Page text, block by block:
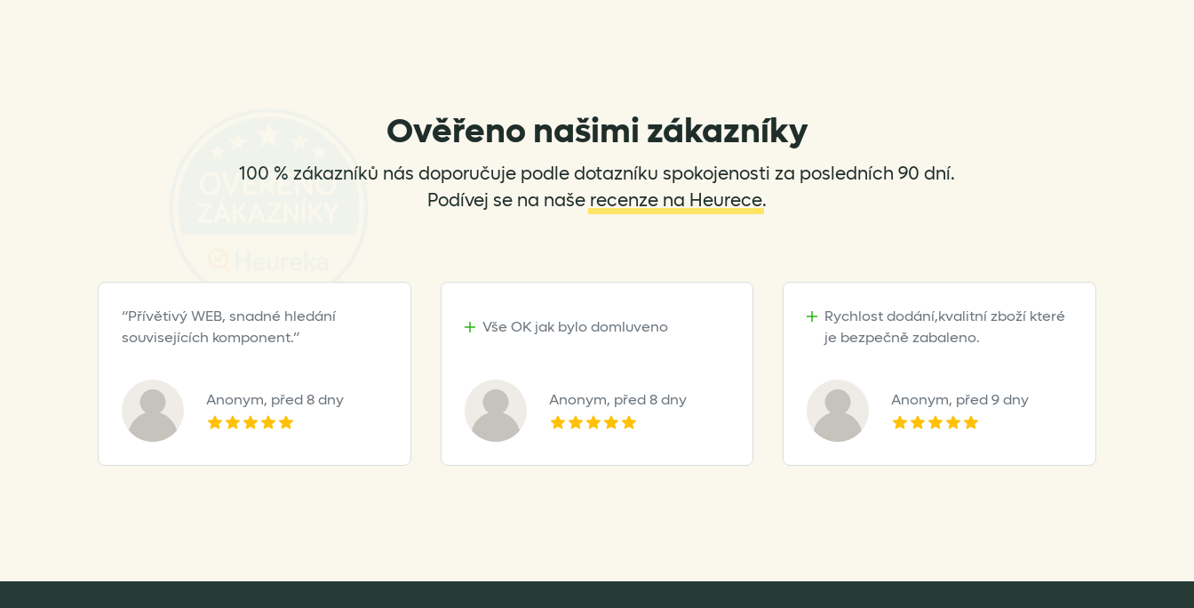
on
product
page
Ověřeno našimi zákazníky
100 % zákazníků nás doporučuje podle dotazníku spokojenosti za posledních 90 dní.
Podívej se na naše recenze na Heurece.
Přívětivý WEB, snadné hledání
souvisejících komponent.
Anonym, před 8 dny
Vše OK jak bylo domluveno
Anonym, před 8 dny
Rychlost dodání,kvalitní zboží které
je bezpečně zabaleno.
Anonym, před 9 dny